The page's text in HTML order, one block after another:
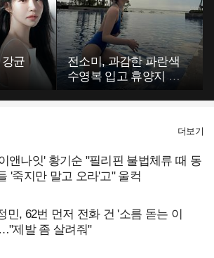
강균
전소미, 과감한 파란색
수영복 입고 휴양지 포
앤나잇' 황기순 "필리핀 불법체류 때 동
'죽지만 말고 오라'고" 울컥
민, 62번 먼저 전화 건 '소름 돋는 이
제발 좀 살려줘"
더보기